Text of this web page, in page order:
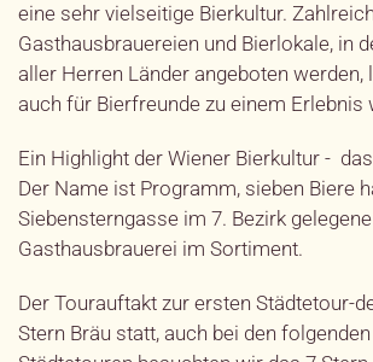
eine sehr vielseitige Bierkultur.
Gasthausbrauereien und Bierlokale, in
aller Herren Länder angeboten werden,
auch für Bierfreunde zu einem Erlebnis
Ein Highlight der Wiener Bierkultur -
Der Name ist Programm, sieben Biere
Siebensterngasse im 7. Bezirk gelegene
Gasthausbrauerei im Sortiment.
Der Tourauftakt zur ersten Städtetour-
Stern Bräu statt, auch bei den